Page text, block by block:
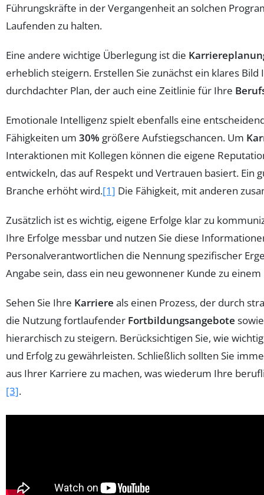
Führungskräfte in der Vergangenheit an solchen
Laufenden zu halten.
Eine andere wichtige Überlegung ist die
erheblich steigern. Erstellen Sie zunächst ein klares
durchdachter Plan, der auch eine Zeitlinie für Ihre
Emotionale Intelligenz spielt ebenfalls eine
Fähigkeiten um 30% größere Aufstiegschancen. Um
Interaktionen mit Kollegen können die eigene
entwickeln, das auf Respekt und Vertrauen basiert.
Branche erhöht wird.[1] Die Fähigkeit, mit anderen
Zusätzlich ist es wichtig, eigene Erfolge klar zu
Ihre Erfolge messbar und nutzen Sie diese
Personalverantwortlichen die Nennung spezifischer
Angabe sein, dass ein neu gewonnener Kunde zu
Sehen Sie Ihre Karriere als einen Prozess, der durch
die Nutzung fortlaufender Fortbildungsangebote
hierarchisch zu steigern. Berücksichtigen Sie, wie
und Erfolg zu gewährleisten. Schließlich sollten Sie
aus Ihrer Karriere zu machen, was wiederum Ihre
[3].